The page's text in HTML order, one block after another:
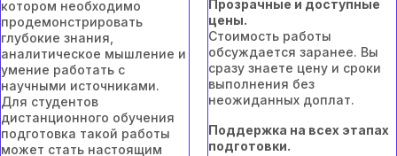
котором необходимо
продемонстрировать
глубокие знания,
аналитическое мышление и
умение работать с
научными источниками.
Для студентов
дистанционного обучения
подготовка такой работы
может стать настоящим
Прозрачные и доступные
цены.
Стоимость работы
обсуждается заранее. Вы
сразу знаете цену и сроки
выполнения без
неожиданных доплат.
Поддержка на всех этапах
подготовки.